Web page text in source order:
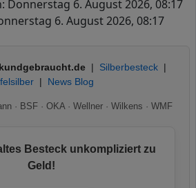
Donnerstag 6. August 2026, 08:17
6. August 2026, 08:17
| Silberbesteck|
| News Blog
· BSF· OKA· Wellner· Wilkens · WMF
Besteck unkompliziert zu
Geld!